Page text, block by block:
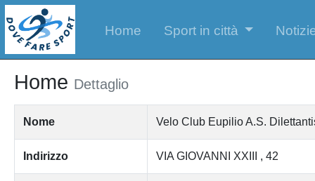
Home Sport in città
Home Dettaglio
Nome Velo Club Eupilio A.S.
Indirizzo VIA GIOVANNI XXIII , 42